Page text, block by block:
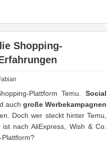
Shopping-
Plattform Temu. Social
auch große Werbekampagnen
Doch wer steckt hinter Temu,
ist nach AliExpress, Wish & Co.
Plattform?